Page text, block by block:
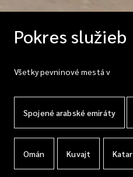
Pokres služieb
Všetky pevninové mestá v
Spojené arabské emiráty
Omán Kuvajt Katar